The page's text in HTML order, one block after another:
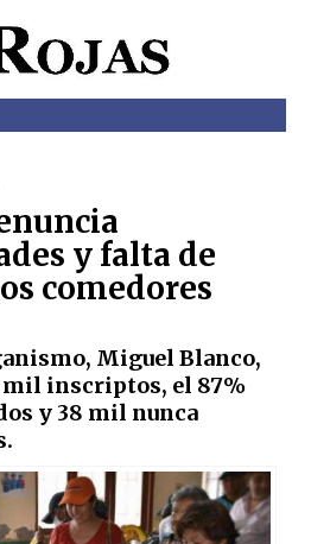
y falta de
comedores
Miguel Blanco,
mil inscriptos, el 87%
y 38 mil nunca